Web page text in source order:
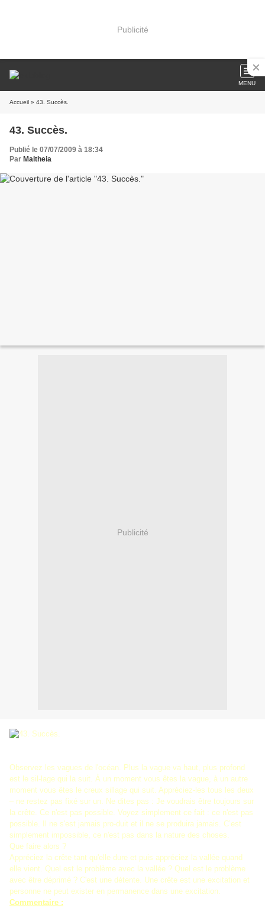
Publicité
MENU
Accueil » 43. Succès.
43. Succès.
Publié le 07/07/2009 à 18:34
Par Maltheia
Publicité
Observez les vagues de l'océan. Plus la vague va haut, plus profond
est le sil-lage qui la suit. À un moment vous êtes la vague, à un autre
moment vous êtes le creux sillage qui suit. Appréciez-les tous les deux
– ne restez pas fixé sur un. Ne dites pas : Je voudrais être toujours sur
la crête. Ce n'est pas possible. Voyez simplement ce fait : ce n'est pas
possible. Il ne s'est jamais pro-duit et il ne se produira jamais. C’est
simplement impossible, ce n'est pas dans la nature des choses.
Que faire alors ?
Appréciez la crête tant qu'elle dure et puis appréciez la vallée quand
elle vient. Quel est le problème avec la vallée ? Quel est le problème
avec être déprimé ? C'est une détente. Une crête est une excitation et
personne ne peut exister en permanence dans une excitation.
Commentaire :